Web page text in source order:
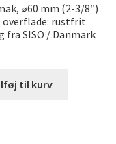
⌀60 mm (2-3/8″)
rustfrit
SISO / Danmark
til kurv